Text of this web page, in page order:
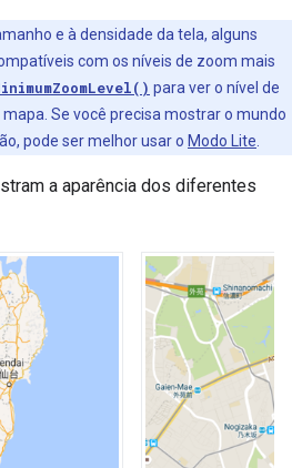
e à densidade da tela, alguns
com os níveis de zoom mais
para ver o nível de
Se você precisa mostrar o mundo
pode ser melhor usar o Modo Lite
a aparência dos diferentes